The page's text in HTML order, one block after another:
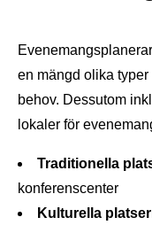
en mängd olika
behov. Dessutom
lokaler för
Traditionella
konferenscenter
Kulturella platser